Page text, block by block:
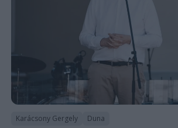
Karácsony Gergely Duna